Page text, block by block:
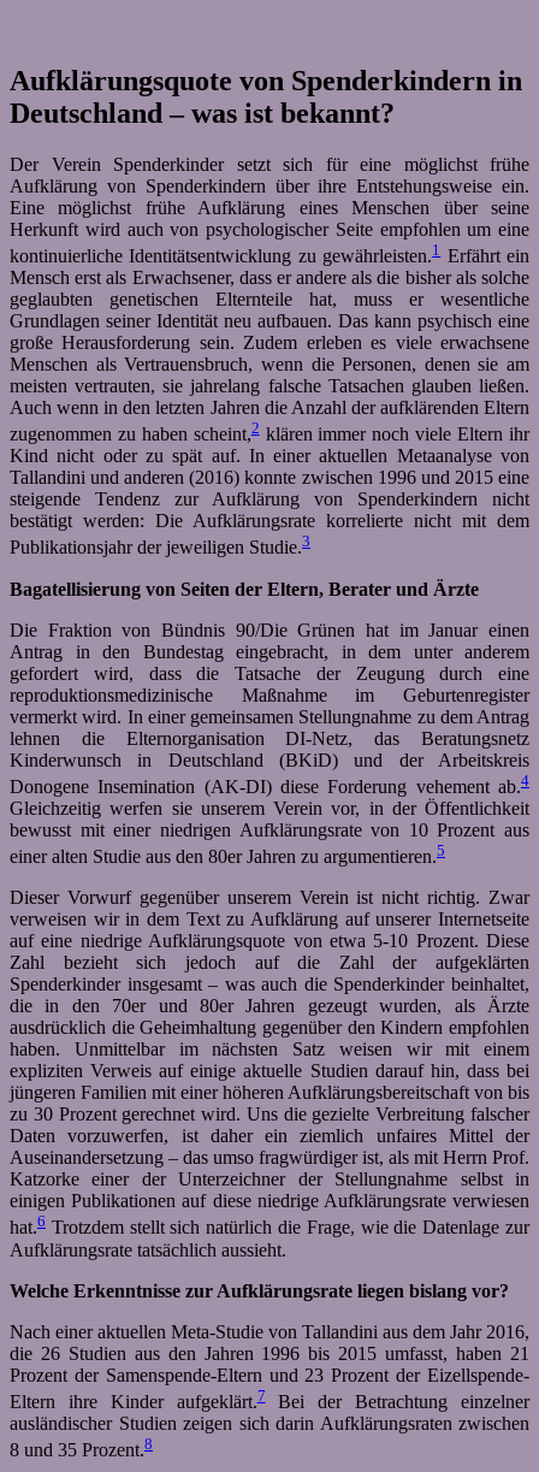
Aufklärungsquote von Spenderkindern in
Deutschland – was ist bekannt?
Der Verein Spenderkinder setzt sich für eine möglichst frühe
Aufklärung von Spenderkindern über ihre Entstehungsweise ein.
Eine möglichst frühe Aufklärung eines Menschen über seine
Herkunft wird auch von psychologischer Seite empfohlen um eine
kontinuierliche Identitätsentwicklung zu gewährleisten.1 Erfährt ein
Mensch erst als Erwachsener, dass er andere als die bisher als solche
geglaubten genetischen Elternteile hat, muss er wesentliche
Grundlagen seiner Identität neu aufbauen. Das kann psychisch eine
große Herausforderung sein. Zudem erleben es viele erwachsene
Menschen als Vertrauensbruch, wenn die Personen, denen sie am
meisten vertrauten, sie jahrelang falsche Tatsachen glauben ließen.
Auch wenn in den letzten Jahren die Anzahl der aufklärenden Eltern
zugenommen zu haben scheint,2klären immer noch viele Eltern ihr
Kind nicht oder zu spät auf. In einer aktuellen Metaanalyse von
Tallandini und anderen (2016) konnte zwischen 1996 und 2015 eine
steigende Tendenz zur Aufklärung von Spenderkindern nicht
bestätigt werden: Die Aufklärungsrate korrelierte nicht mit dem
Publikationsjahr der jeweiligen Studie.3
Bagatellisierung von Seiten der Eltern, Berater und Ärzte
Die Fraktion von Bündnis 90/Die Grünen hat im Januar einen
Antrag in den Bundestag eingebracht, in dem unter anderem
gefordert wird, dass die Tatsache der Zeugung durch eine
reproduktionsmedizinische Maßnahme im Geburtenregister
vermerkt wird. In einer gemeinsamen Stellungnahme zu dem Antrag
lehnen die Elternorganisation DI-Netz, das Beratungsnetz
Kinderwunsch in Deutschland (BKiD) und der Arbeitskreis
Donogene Insemination (AK-DI) diese Forderung vehement ab.4
Gleichzeitig werfen sie unserem Verein vor, in der Öffentlichkeit
bewusst mit einer niedrigen Aufklärungsrate von 10 Prozent aus
einer alten Studie aus den 80er Jahren zu argumentieren.5
Dieser Vorwurf gegenüber unserem Verein ist nicht richtig. Zwar
verweisen wir in dem Text zu Aufklärung auf unserer Internetseite
auf eine niedrige Aufklärungsquote von etwa 5-10 Prozent. Diese
Zahl bezieht sich jedoch auf die Zahl der aufgeklärten
Spenderkinder insgesamt – was auch die Spenderkinder beinhaltet,
die in den 70er und 80er Jahren gezeugt wurden, als Ärzte
ausdrücklich die Geheimhaltung gegenüber den Kindern empfohlen
haben. Unmittelbar im nächsten Satz weisen wir mit einem
expliziten Verweis auf einige aktuelle Studien darauf hin, dass bei
jüngeren Familien mit einer höheren Aufklärungsbereitschaft von bis
zu 30 Prozent gerechnet wird. Uns die gezielte Verbreitung falscher
Daten vorzuwerfen, ist daher ein ziemlich unfaires Mittel der
Auseinandersetzung – das umso fragwürdiger ist, als mit Herrn Prof.
Katzorke einer der Unterzeichner der Stellungnahme selbst in
einigen Publikationen auf diese niedrige Aufklärungsrate verwiesen
hat.6 Trotzdem stellt sich natürlich die Frage, wie die Datenlage zur
Aufklärungsrate tatsächlich aussieht.
Welche Erkenntnisse zur Aufklärungsrate liegen bislang vor?
Nach einer aktuellen Meta-Studie von Tallandini aus dem Jahr 2016,
die 26 Studien aus den Jahren 1996 bis 2015 umfasst, haben 21
Prozent der Samenspende-Eltern und 23 Prozent der Eizellspende-
Eltern ihre Kinder aufgeklärt.7Bei der Betrachtung einzelner
ausländischer Studien zeigen sich darin Aufklärungsraten zwischen
8 und 35 Prozent.8